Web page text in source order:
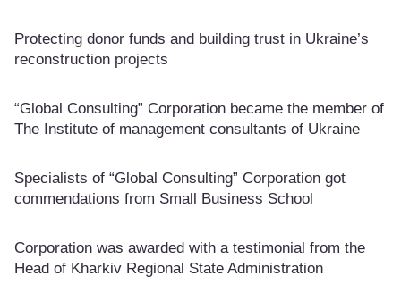
Protecting donor funds and building trust in Ukraine’s
reconstruction projects
“Global Consulting” Corporation became the member of
The Institute of management consultants of Ukraine
Specialists of “Global Consulting” Corporation got
commendations from Small Business School
Corporation was awarded with a testimonial from the
Head of Kharkiv Regional State Administration